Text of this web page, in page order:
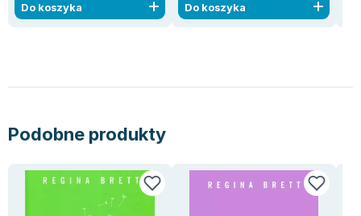
Do koszyka Do koszyka
Podobne produkty